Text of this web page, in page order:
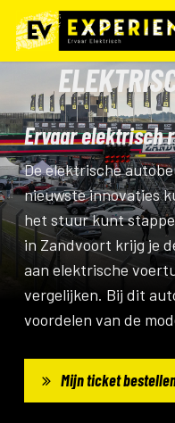
Skip
main
Ervaar elektrisch
De elektrische
nieuwste innovaties
het stuur kunt
in Zandvoort krijg je
aan elektrische
vergelijken. Bij dit
voordelen van de
Mijn ticket